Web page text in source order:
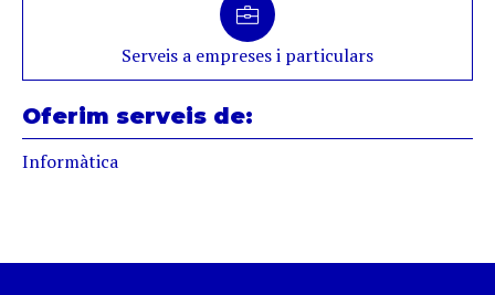
Serveis a empreses i particulars
Oferim serveis de:
Informàtica